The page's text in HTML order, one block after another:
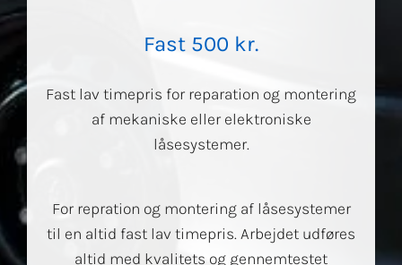
Fast 500 kr.
Fast lav timepris for reparation og montering
af mekaniske eller elektroniske
låsesystemer.
For repration og montering af låsesystemer
til en altid fast lav timepris. Arbejdet udføres
altid med kvalitets og gennemtestet